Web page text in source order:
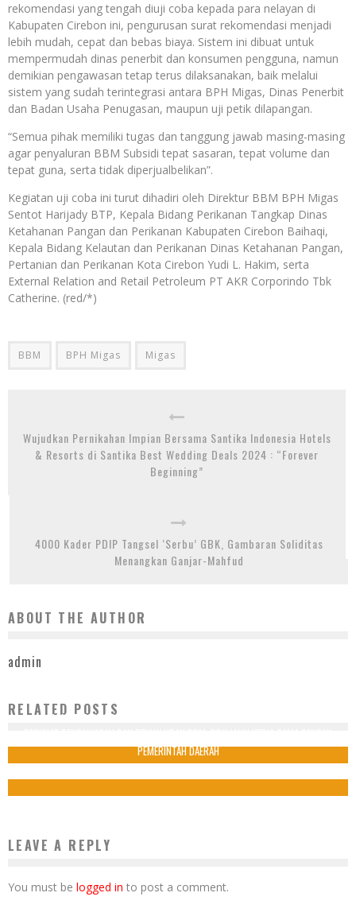
rekomendasi yang tengah diuji coba kepada para nelayan di
Kabupaten Cirebon ini, pengurusan surat rekomendasi menjadi
lebih mudah, cepat dan bebas biaya. Sistem ini dibuat untuk
mempermudah dinas penerbit dan konsumen pengguna, namun
demikian pengawasan tetap terus dilaksanakan, baik melalui
sistem yang sudah terintegrasi antara BPH Migas, Dinas Penerbit
dan Badan Usaha Penugasan, maupun uji petik dilapangan.
“Semua pihak memiliki tugas dan tanggung jawab masing-masing
agar penyaluran BBM Subsidi tepat sasaran, tepat volume dan
tepat guna, serta tidak diperjualbelikan”.
Kegiatan uji coba ini turut dihadiri oleh Direktur BBM BPH Migas
Sentot Harijady BTP, Kepala Bidang Perikanan Tangkap Dinas
Ketahanan Pangan dan Perikanan Kabupaten Cirebon Baihaqi,
Kepala Bidang Kelautan dan Perikanan Dinas Ketahanan Pangan,
Pertanian dan Perikanan Kota Cirebon Yudi L. Hakim, serta
External Relation and Retail Petroleum PT AKR Corporindo Tbk
Catherine. (red/*)
BBM BPH Migas Migas
Wujudkan Pernikahan Impian Bersama Santika Indonesia Hotels
& Resorts di Santika Best Wedding Deals 2024 : “Forever
Beginning”
4000 Kader PDIP Tangsel ‘Serbu’ GBK, Gambaran Soliditas
Menangkan Ganjar-Mahfud
ABOUT THE AUTHOR
admin
RELATED POSTS
ASMETI DUKUNG TARGET SKK MIGAS DALAM PRODUKSI NASIONAL
PEMERINTAH DAERAH
LEAVE A REPLY
You must be logged in to post a comment.